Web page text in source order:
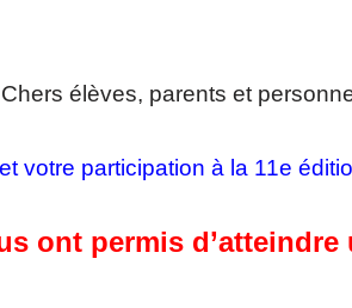
Chers élèves, parents et
votre participation à la 11e
ont permis d’atteindre